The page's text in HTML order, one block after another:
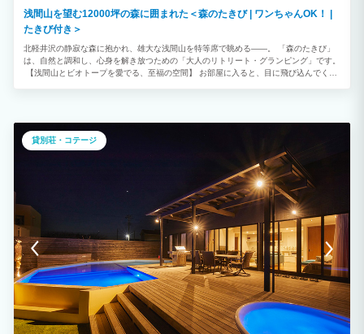
浅間山を望む12000坪の森に囲まれた＜森のたきび | ワンちゃんOK！ |
たきび付き＞
北軽井沢の静寂な森に抱かれ、雄大な浅間山を特等席で眺める――。 「森のたきび」
は、自然と調和し、心身を解き放つための「大人のリトリート・グランピング」です。
【浅間山とビオトープを愛でる、至福の空間】 お部屋に入ると、目に飛び込んでくる
トープ越しに浅間山が最も美しく見える高さにこだわって配置されています。 【揺ら
ぐ炎に癒やされる「焚き火」のひととき】 「森のたきび」の名にふさわしく、ご宿泊
のお客様には焚き火セットをサービス。1階の前庭で、薪がぜる音を聞きながら、大切
な人と静かな対話を楽しむ。そんな何もしない贅沢がここにあります。 【愛犬と共
に、上質な森の暮らしを】 大切な家族であるワンちゃん（1頭1泊5,500円）とのご宿
泊も大歓迎です。2階には開閉式の屋根付きデッキがあり、夏の日差しから守られなが
ら、夜には満天の星空を一緒に見上げることも。自然の一部として過ごす、穏やかな休
日を分かち合ってください。 ■ 充実の設備とオプション ・お部屋： ダブルベッド2
台、バスタブ、トイレ、洗面台、エアコン、冷蔵庫、電子レンジ、ドライヤー完備。
・食の愉しみ： キッチンはありませんが、水屋をご利用いただけます。有料でイベリ
コ豚のしゃぶしゃぶディナーやBBQ機材セットの貸出も承ります。 ・癒やしの体験：
冬の温もりを感じる薪ストーブもご用意しております。 ■ 訪れる皆さまへのお願い 当
館は自然観察やリトリート（自分を見つめ直す時間）を大切にする静かな施設です。
・22時以降は「キャンドルタイム」。静寂と星空を主役にお過ごしください。 ・環境
保護のため、電化製品の持ち込み制限やゴミの分別にご協力をお願いしております。
・お子様連れのお客様は、静かな環境を守り、安全にご配慮いただきますようお願い申
し上げます。 朝日と共に目覚め、星空の下で眠りにつく。 都会の喧騒を離れ、私たち
が「地球の1ピース」であることを実感できるこの場所で、特別な休日を過ごしてみま
貸別荘・コテージ